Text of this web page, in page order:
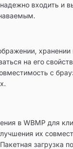
входить и
на его
с
в WBMP для
их
загрузка